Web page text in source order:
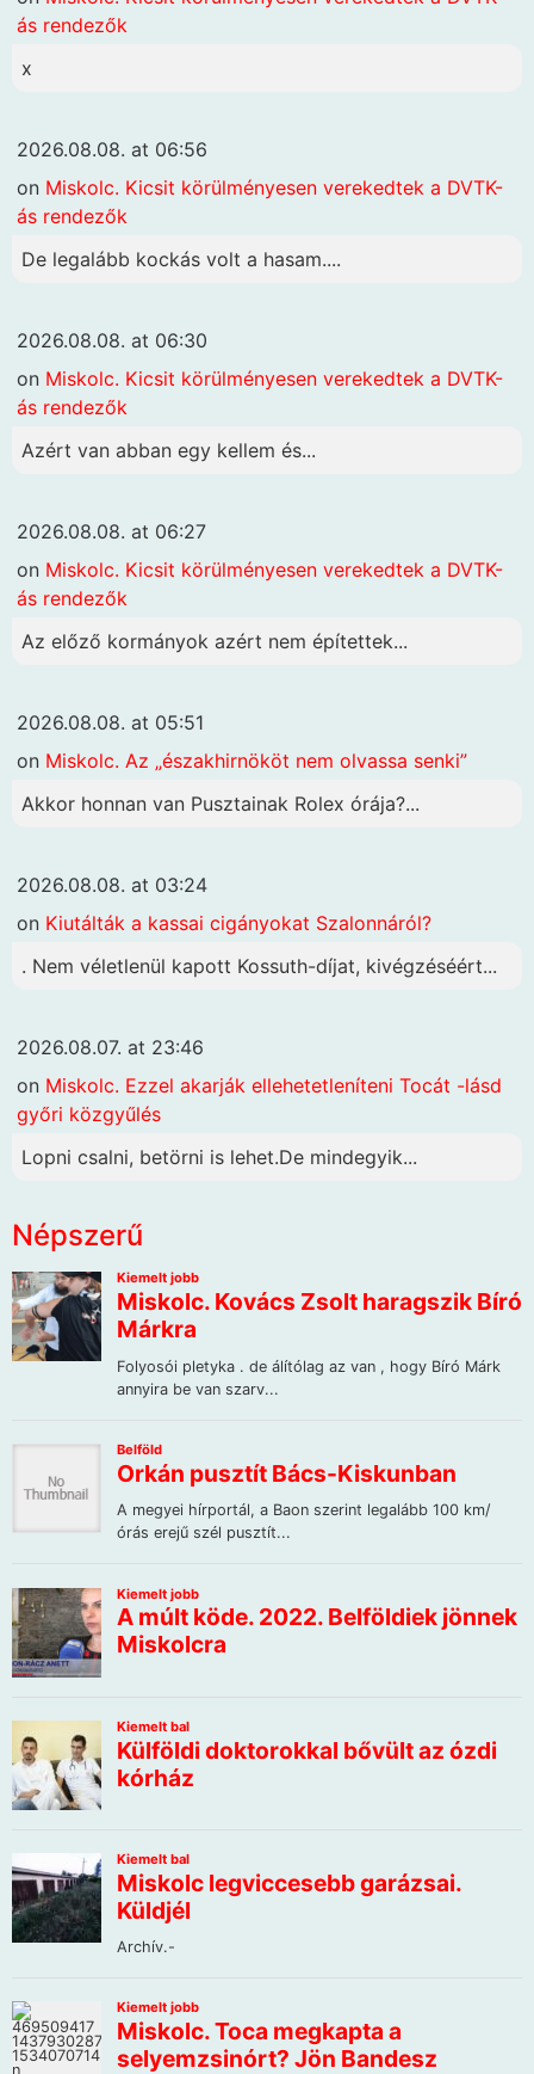
ás rendezők
x
2026.08.08. at 06:56
on Miskolc. Kicsit körülményesen verekedtek a DVTK-
ás rendezők
De legalább kockás volt a hasam....
2026.08.08. at 06:30
on Miskolc. Kicsit körülményesen verekedtek a DVTK-
ás rendezők
Azért van abban egy kellem és...
2026.08.08. at 06:27
on Miskolc. Kicsit körülményesen verekedtek a DVTK-
ás rendezők
Az előző kormányok azért nem építettek...
2026.08.08. at 05:51
on Miskolc. Az „északhirnököt nem olvassa senki”
Akkor honnan van Pusztainak Rolex órája?...
2026.08.08. at 03:24
on Kiutálták a kassai cigányokat Szalonnáról?
. Nem véletlenül kapott Kossuth-díjat, kivégzéséért...
2026.08.07. at 23:46
on Miskolc. Ezzel akarják ellehetetleníteni Tocát -lásd
győri közgyűlés
Lopni csalni, betörni is lehet.De mindegyik...
Népszerű